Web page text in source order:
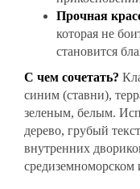
Прочная
которая не
становится
С чем сочетать?
синим (ставни),
зеленым, белым.
дерево, грубый
внутренних
средиземноморском